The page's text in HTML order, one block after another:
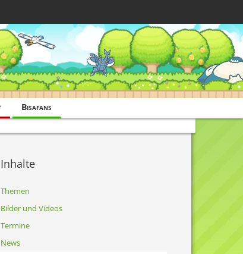
Bisafans
Inhalte
Themen
Bilder und Videos
Termine
News